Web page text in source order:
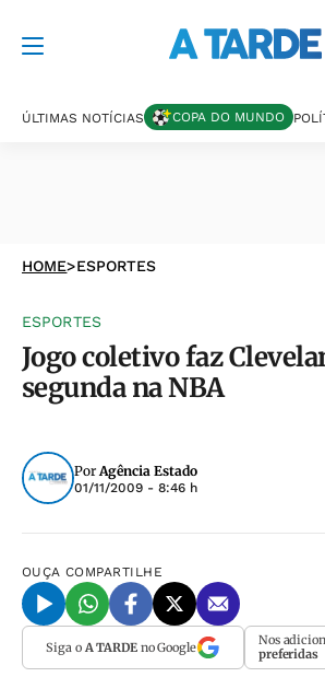
ÚLTIMAS NOTÍCIAS COPA DO MUNDO
HOME>ESPORTES
ESPORTES
Jogo coletivo faz
segunda na NBA
PorAgência Estado
01/11/2009 - 8:46 h
OUÇA COMPARTILHE
Siga o A TARDEno Google Nos
preferidas